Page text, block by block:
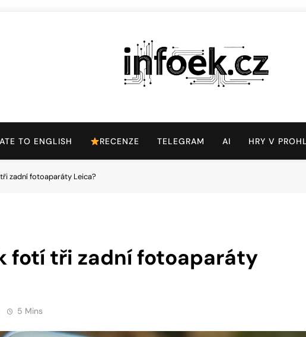
Infoek.cz
TO ENGLISH RECENZE TELEGRAM AI HRY V
zadní fotoaparáty Leica?
fotí tři zadní fotoaparáty
5 Mins